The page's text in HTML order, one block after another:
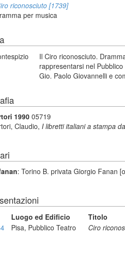
riconosciuto [1739]
per musica
Il Ciro riconosciuto.
rappresentarsi nel
Gio. Paolo Giovannelli e
199005719
Claudio, I libretti italiani a stampa
: Torino B. privata Giorgio Fanan
Luogo ed Edificio
Titolo
Pisa, Pubblico Teatro Ciro